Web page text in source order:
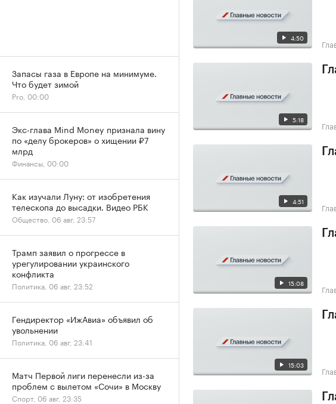
4:50
5:18
4:51
15:08
15:03
Запасы газа в Европе на минимуме.
Что будет зимой
Pro, 00:00
Экс-глава Mind Money признала вину
по «делу брокеров» о хищении ₽7
млрд
Финансы, 00:00
Как изучали Луну: от изобретения
телескопа до высадки. Видео РБК
Общество, 06 авг, 23:57
Трамп заявил о прогрессе в
урегулировании украинского
конфликта
Политика, 06 авг, 23:52
Гендиректор «ИжАвиа» объявил об
увольнении
Политика, 06 авг, 23:41
Матч Первой лиги перенесли из-за
проблем с вылетом «Сочи» в Москву
Спорт, 06 авг, 23:35